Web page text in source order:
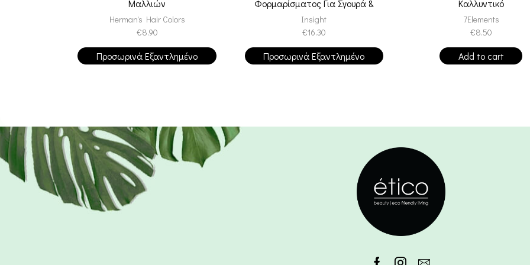
Μαλλιών
Herman's Hair Colors
€8.90
Προσωρινά Εξαντλημένο
Φορμαρίσματος Για Σγουρά &
Σπαστά Μαλλιά
Insight
€16.30
Προσωρινά Εξαντλημένο
Καλλυντικό
7Elements
€8.50
Add to cart